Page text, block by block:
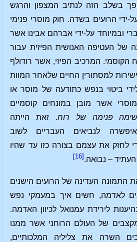
בשלב הזה לנתיב המצפון והרגש
ידי הרועים בשדה. חוק מוסרי פנימי
ובמיוחד על-ידי אברהם אבינו אשר
של העטיפה האנושית הפיזית עבור
הקוסמי. המרכיב הפיזי, אשר רודולף
למסתורין החיים שלאחר המוות
ביטוי בנפש כתודעה של מוסר או
אשר מובן במונחים קוסמיים
פנימה של רוח. זאת הייתה
לנביאים העבריים לשוב
לחזק את עצמם בצורה כזו עד שהיו
– נבואה. [16]
את התמונה העדינה של הרועים הישנים
לאדמה, חשים איך במעמקי נפש
לירידת עמנואל לכיוון האדמה.
של העולם הרוחני אשר ממנו
השרה את צליליה המלכותיים,